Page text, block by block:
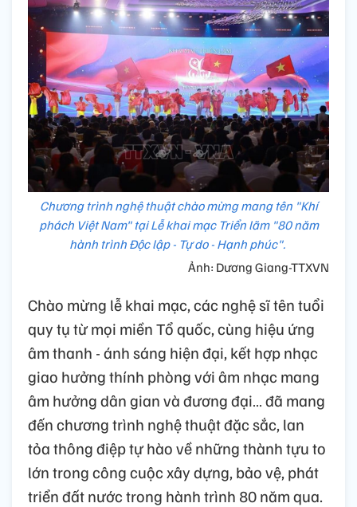
Chương trình nghệ thuật chào mừng mang tên "Khí
phách Việt Nam" tại Lễ khai mạc Triển lãm "80 năm
hành trình Độc lập - Tự do - Hạnh phúc".
Ảnh: Dương Giang-TTXVN
Chào mừng lễ khai mạc, các nghệ sĩ tên tuổi
quy tụ từ mọi miền Tổ quốc, cùng hiệu ứng
âm thanh - ánh sáng hiện đại, kết hợp nhạc
giao hưởng thính phòng với âm nhạc mang
âm hưởng dân gian và đương đại… đã mang
đến chương trình nghệ thuật đặc sắc, lan
tỏa thông điệp tự hào về những thành tựu to
lớn trong công cuộc xây dựng, bảo vệ, phát
triển đất nước trong hành trình 80 năm qua.